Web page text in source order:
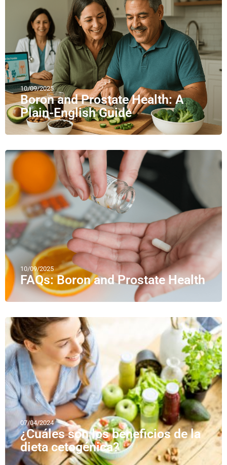
10/09/2025
Boron and Prostate Health: A
Plain-English Guide
10/09/2025
FAQs: Boron and Prostate Health
07/04/2024
¿Cuáles son los beneficios de la
dieta cetogénica?